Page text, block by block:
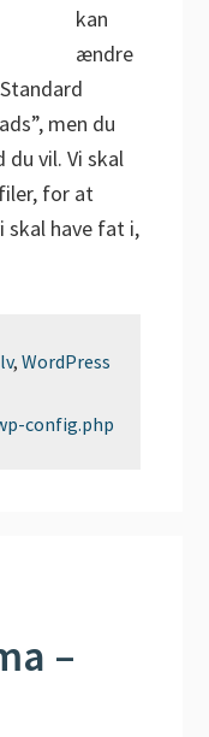
kan
ændre
men du
vil. Vi skal
for at
skal have fat i,
,WordPress
config.php
–